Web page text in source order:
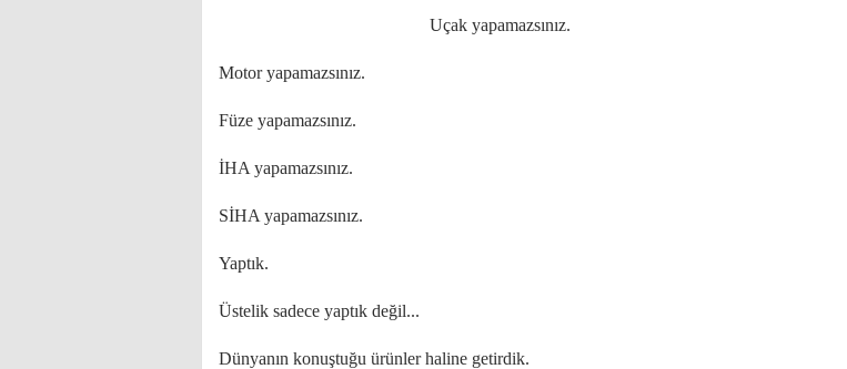
Uçak yapamazsınız.
Motor yapamazsınız.
Füze yapamazsınız.
İHA yapamazsınız.
SİHA yapamazsınız.
Yaptık.
Üstelik sadece yaptık değil...
Dünyanın konuştuğu ürünler haline getirdik.